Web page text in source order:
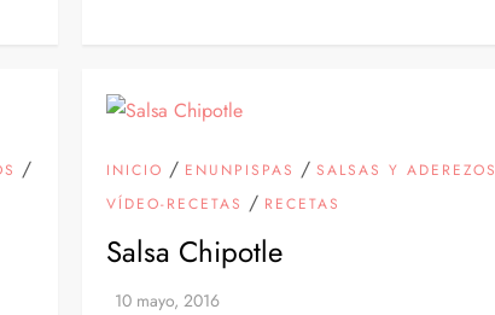
/ INICIO / ENUNPISPAS /SALSAS Y ADEREZOS
VÍDEO-RECETAS / RECETAS
Salsa Chipotle